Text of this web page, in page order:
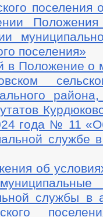
поселения
поселения»
в Положение о
года № 11
службе
об
службы в